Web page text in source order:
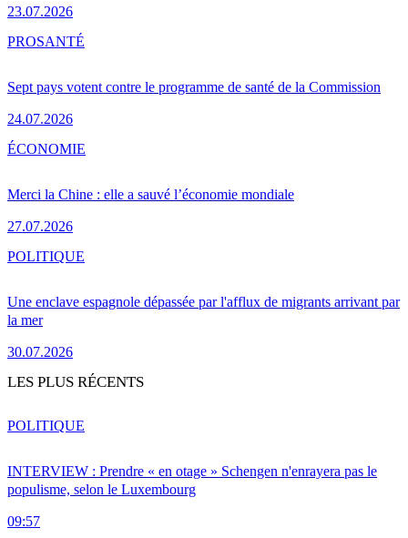
23.07.2026
Sept pays votent contre le programme de santé de la Commission
24.07.2026
PROSANTÉ
Merci la Chine : elle a sauvé l’économie mondiale
27.07.2026
ÉCONOMIE
Une enclave espagnole dépassée par l'afflux de migrants arrivant par
la mer
30.07.2026
POLITIQUE
LES PLUS RÉCENTS
INTERVIEW : Prendre « en otage » Schengen n'enrayera pas le
populisme, selon le Luxembourg
09:57
POLITIQUE